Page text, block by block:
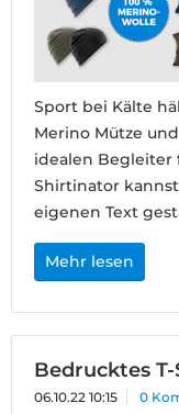
Sport bei Kälte
Merino Mütze
idealen Begleiter
Shirtinator
eigenen Text
Mehr lesen
Bedrucktes
06.10.22 10:15 0